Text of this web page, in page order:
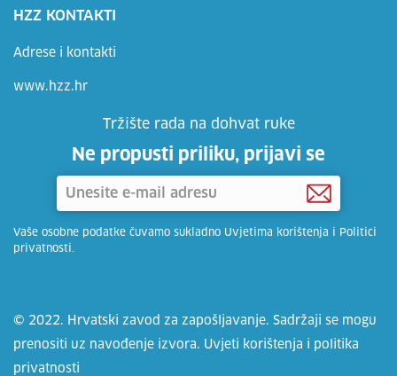
HZZ KONTAKTI
Adrese i kontakti
www.hzz.hr
Tržište rada na dohvat ruke
Ne propusti priliku, prijavi se
Vaše osobne podatke čuvamo sukladno Uvjetima korištenja i Politici
privatnosti.
© 2022. Hrvatski zavod za zapošljavanje. Sadržaji se mogu
prenositi uz navođenje izvora. Uvjeti korištenja
politika
privatnosti